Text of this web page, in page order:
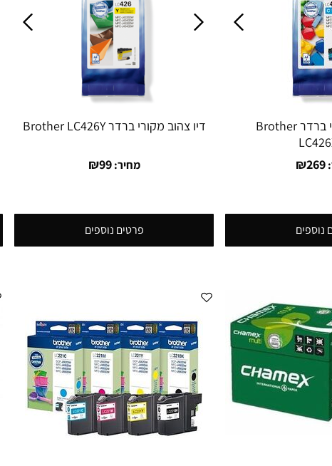
דיו סיאו מקורי ברדר Brother
₪269
נוספים
דיו צהוב מקורי ברדר Brother LC426Y
מחיר: ₪99
פרטים נוספים